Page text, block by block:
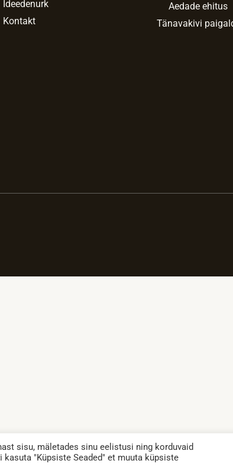
Ideedenurk
Kontakt
Aedade ehitus
Tänavakivi
sisu, mäletades sinu eelistusi ning korduvaid
"Küpsiste Seaded" et muuta küpsiste